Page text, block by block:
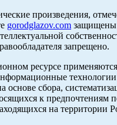
произведения,
gorodglazov.com защищены
запрещено.
ресурсе
технологии
основе сбора,
к предпочтениям
на территории